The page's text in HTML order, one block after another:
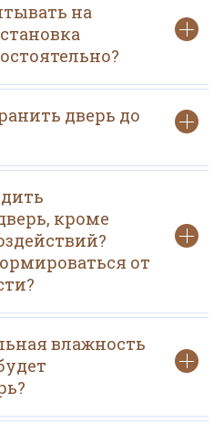
на
дверь до
кроме
от
влажность